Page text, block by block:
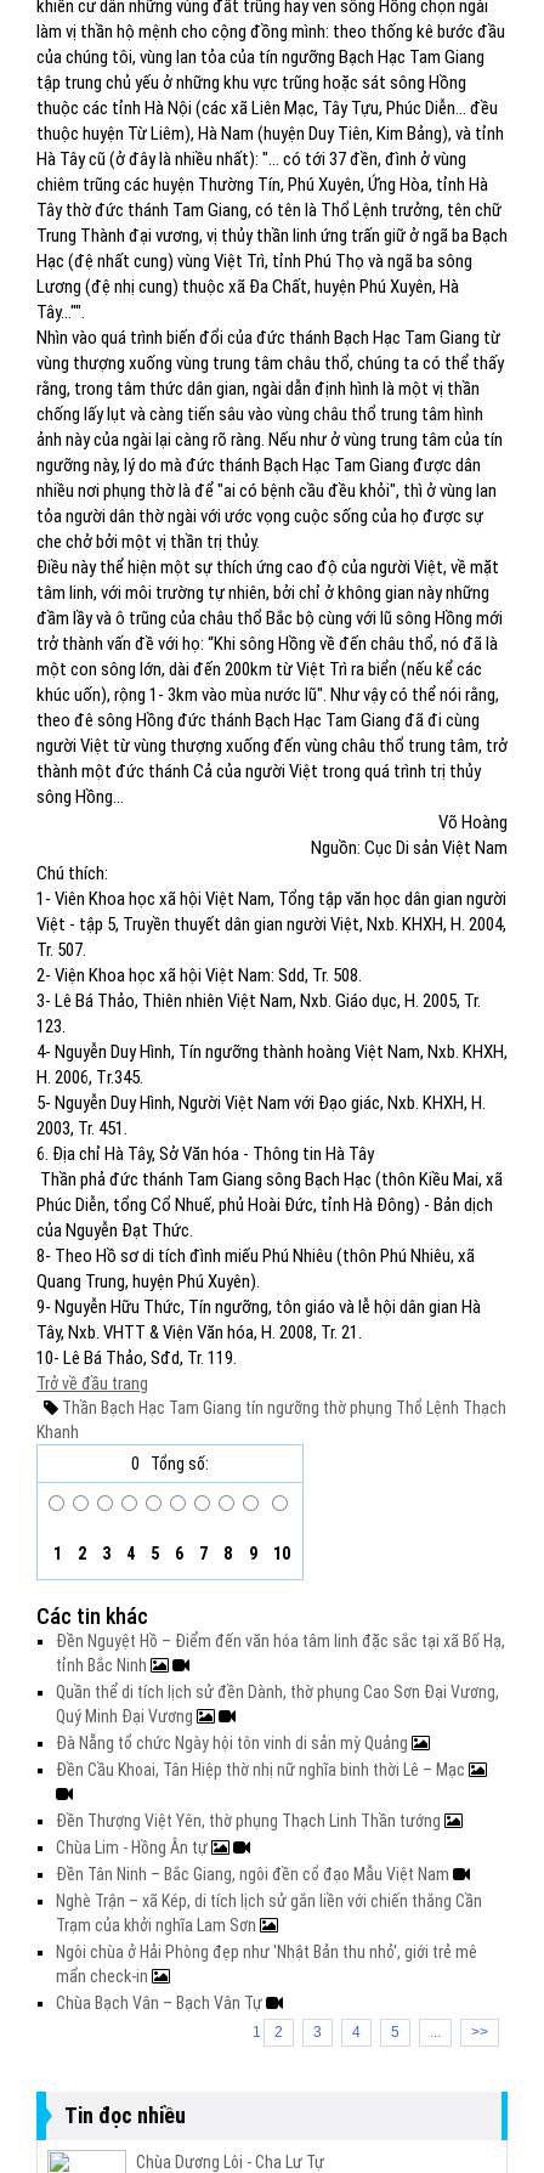
khiến cư dân những vùng đất trũng hay ven sông Hồng chọn ngài
làm vị thần hộ mệnh cho cộng đồng mình: theo thống kê bước đầu
của chúng tôi, vùng lan tỏa của tín ngưỡng Bạch Hạc Tam Giang
tập trung chủ yếu ở những khu vực trũng hoặc sát sông Hồng
thuộc các tỉnh Hà Nội (các xã Liên Mạc, Tây Tựu, Phúc Diễn... đều
thuộc huyện Từ Liêm), Hà Nam (huyện Duy Tiên, Kim Bảng), và tỉnh
Hà Tây cũ (ở đây là nhiều nhất): "... có tới 37 đền, đình ở vùng
chiêm trũng các huyện Thường Tín, Phú Xuyên, Ứng Hòa, tỉnh Hà
Tây thờ đức thánh Tam Giang, có tên là Thổ Lệnh trưởng, tên chữ
Trung Thành đại vương, vị thủy thần linh ứng trấn giữ ở ngã ba Bạch
Hạc (đệ nhất cung) vùng Việt Trì, tỉnh Phú Thọ và ngã ba sông
Lương (đệ nhị cung) thuộc xã Đa Chất, huyện Phú Xuyên, Hà
Tây..."".
Nhìn vào quá trình biến đổi của đức thánh Bạch Hạc Tam Giang từ
vùng thượng xuống vùng trung tâm châu thổ, chúng ta có thể thấy
rằng, trong tâm thức dân gian, ngài dẫn định hình là một vị thần
chống lấy lụt và càng tiến sâu vào vùng châu thổ trung tâm hình
ảnh này của ngài lại càng rõ ràng. Nếu như ở vùng trung tâm của tín
ngưỡng này, lý do mà đức thánh Bạch Hạc Tam Giang được dân
nhiều nơi phụng thờ là để "ai có bệnh cầu đều khỏi", thì ở vùng lan
tỏa người dân thờ ngài với ước vọng cuộc sống của họ được sự
che chở bởi một vị thần trị thủy.
Điều này thể hiện một sự thích ứng cao độ của người Việt, về mặt
tâm linh, với môi trường tự nhiên, bởi chỉ ở không gian này những
đầm lầy và ô trũng của châu thổ Bắc bộ cùng với lũ sông Hồng mới
trở thành vấn đề với họ: “Khi sông Hồng về đến châu thổ, nó đã là
một con sông lớn, dài đến 200km từ Việt Trì ra biển (nếu kể các
khúc uốn), rộng 1- 3km vào mùa nước lũ". Như vậy có thể nói rằng,
theo đê sông Hồng đức thánh Bạch Hạc Tam Giang đã đi cùng
người Việt từ vùng thượng xuống đến vùng châu thổ trung tâm, trở
thành một đức thánh Cả của người Việt trong quá trình trị thủy
sông Hồng...
Võ Hoàng
Nguồn: Cục Di sản Việt Nam
Chú thích:
1- Viên Khoa học xã hội Việt Nam, Tổng tập văn học dân gian người
Việt - tập 5, Truyền thuyết dân gian người Việt, Nxb. KHXH, H. 2004,
Tr. 507.
2- Viện Khoa học xã hội Việt Nam: Sdd, Tr. 508.
3- Lê Bá Thảo, Thiên nhiên Việt Nam, Nxb. Giáo dục, H. 2005, Tr.
123.
4- Nguyễn Duy Hình, Tín ngưỡng thành hoàng Việt Nam, Nxb. KHΧΗ,
Η. 2006, Τr.345.
5- Nguyễn Duy Hình, Người Việt Nam với Đạo giác, Nxb. KHXH, H.
2003, Tr. 451.
6. Địa chỉ Hà Tây, Sở Văn hóa - Thông tin Hà Tây
Thần phả đức thánh Tam Giang sông Bạch Hạc (thôn Kiều Mai, xã
Phúc Diễn, tổng Cổ Nhuế, phủ Hoài Đức, tỉnh Hà Đông) - Bản dịch
của Nguyễn Đạt Thức.
8- Theo Hồ sơ di tích đình miếu Phú Nhiêu (thôn Phú Nhiêu, xã
Quang Trung, huyện Phú Xuyên).
9- Nguyễn Hữu Thức, Tín ngưỡng, tôn giáo và lễ hội dân gian Hà
Tây, Nxb. VHTT & Viện Văn hóa, H. 2008, Tr. 21.
10- Lê Bá Thảo, Sđd, Tr. 119.
Trở về đầu trang
Thần Bạch Hạc Tam Giang tín ngưỡng thờ phụng Thổ Lệnh Thạch
Khanh
0
Tổng số:
1 2 3 4 5 6 7 8 9 10
Các tin khác
Đền Nguyệt Hồ – Điểm đến văn hóa tâm linh đặc sắc tại xã Bố Hạ,
tỉnh Bắc Ninh
Quần thể di tích lịch sử đền Dành, thờ phụng Cao Sơn Đại Vương,
Quý Minh Đại Vương
Đà Nẵng tổ chức Ngày hội tôn vinh di sản mỳ Quảng
Đền Cầu Khoai, Tân Hiệp thờ nhị nữ nghĩa binh thời Lê – Mạc
Đền Thượng Việt Yên, thờ phụng Thạch Linh Thần tướng
Chùa Lim - Hồng Ân tự
Đền Tân Ninh – Bắc Giang, ngôi đền cổ đạo Mẫu Việt Nam
Nghè Trận – xã Kép, di tích lịch sử gắn liền với chiến thắng Cần
Trạm của khởi nghĩa Lam Sơn
Ngôi chùa ở Hải Phòng đẹp như 'Nhật Bản thu nhỏ', giới trẻ mê
mẩn check-in
Chùa Bạch Vân – Bạch Vân Tự
1 2 3 4 5 ... >>
Tin đọc nhiều
Chùa Dương Lôi - Cha Lư Tự